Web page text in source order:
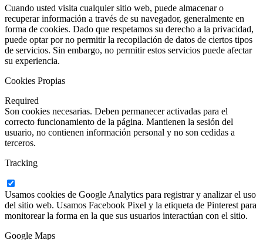
Cuando usted visita cualquier sitio web, puede almacenar o
recuperar información a través de su navegador, generalmente en
forma de cookies. Dado que respetamos su derecho a la privacidad,
puede optar por no permitir la recopilación de datos de ciertos tipos
de servicios. Sin embargo, no permitir estos servicios puede afectar
su experiencia.
Cookies Propias
Required
Son cookies necesarias. Deben permanecer activadas para el
correcto funcionamiento de la página. Mantienen la sesión del
usuario, no contienen información personal y no son cedidas a
terceros.
Tracking
Usamos cookies de Google Analytics para registrar y analizar el uso
del sitio web. Usamos Facebook Pixel y la etiqueta de Pinterest para
monitorear la forma en la que sus usuarios interactúan con el sitio.
Google Maps